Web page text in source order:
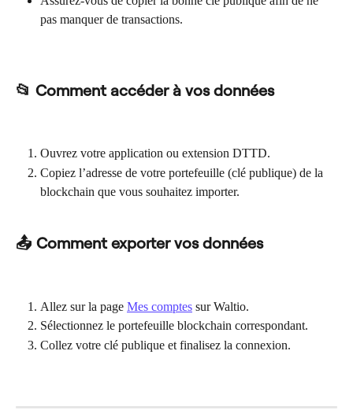
pas manquer de transactions.
📂 Comment accéder à vos données
Ouvrez votre application ou extension DTTD.
Copiez l’adresse de votre portefeuille (clé publique) de la
blockchain que vous souhaitez importer.
📤 Comment exporter vos données
Allez sur la page Mes comptes sur Waltio.
Sélectionnez le portefeuille blockchain correspondant.
Collez votre clé publique et finalisez la connexion.